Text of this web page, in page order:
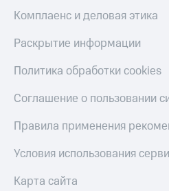
Комплаенс и деловая этика
Раскрытие информации
Политика обработки cookies
Соглашение о пользовании
Правила применения
Условия использования
Карта сайта